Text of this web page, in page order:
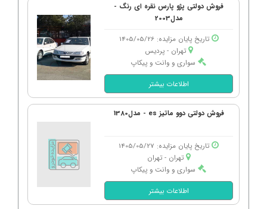
فروش دولتی پژو پارس نقره ای رنگ -
مدل2003
تاریخ پایان مزایده: 1405/05/26
تهران - پردیس
سواری و وانت و پیکاپ
اطلاعات بیشتر
فروش دولتی دوو ماتیز es - مدل1380
تاریخ پایان مزایده: 1405/05/27
تهران - تهران
سواری و وانت و پیکاپ
اطلاعات بیشتر